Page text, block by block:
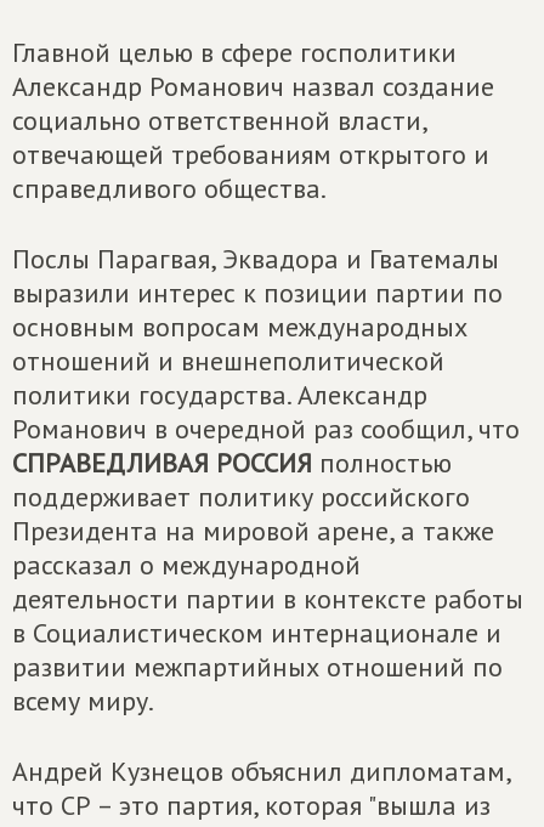
Главной целью в сфере госполитики
Александр Романович назвал создание
социально ответственной власти,
отвечающей требованиям открытого и
справедливого общества.
Послы Парагвая, Эквадора и Гватемалы
выразили интерес к позиции партии по
основным вопросам международных
отношений и внешнеполитической
политики государства. Александр
Романович в очередной раз сообщил, что
СПРАВЕДЛИВАЯ РОССИЯ полностью
поддерживает политику российского
Президента на мировой арене, а также
рассказал о международной
деятельности партии в контексте работы
в Социалистическом интернационале и
развитии межпартийных отношений по
всему миру.
Андрей Кузнецов объяснил дипломатам,
что СР – это партия, которая "вышла из